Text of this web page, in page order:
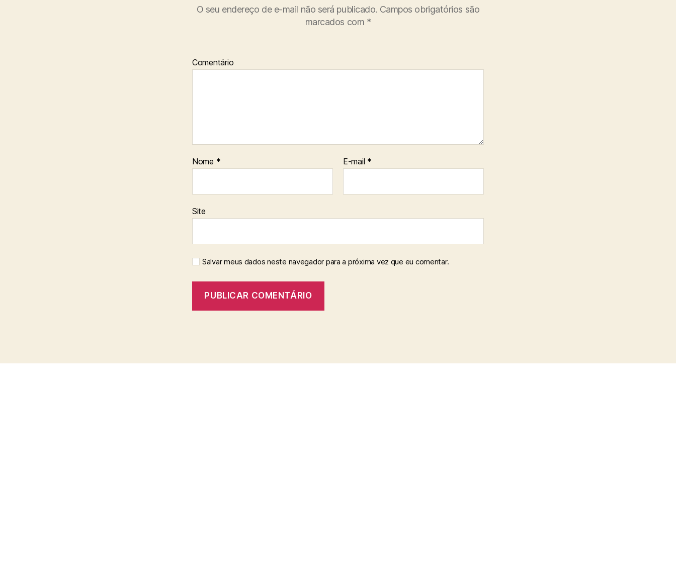
O seu endereço de e-mail não será publicado. Campos obrigatórios são
marcados com *
Comentário
Nome * E-mail *
Site
Salvar meus dados neste navegador para a próxima vez que eu comentar.